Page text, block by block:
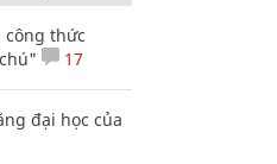
công thức
17
đại học của